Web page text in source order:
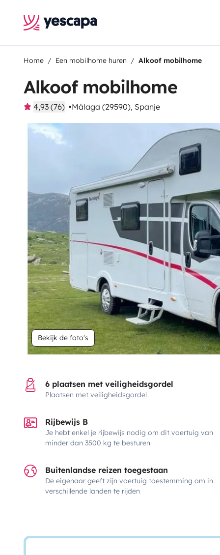
Home Een mobilhome huren Alkoof mobilhome
Alkoof mobilhome
4,93 (76) Málaga (29590), Spanje
Bekijk de foto's
6 plaatsen met veiligheidsgordel
Plaatsen met veiligheidsgordel
Rijbewijs B
Je hebt enkel je rijbewijs nodig om dit voertuig van
minder dan 3500 kg te besturen
Buitenlandse reizen toegestaan
De eigenaar geeft zijn voertuig toestemming om in
verschillende landen te rijden